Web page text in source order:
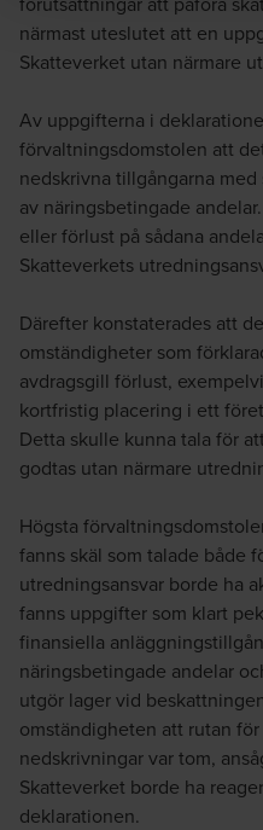
närmast uteslutet att en
Skatteverket utan närmare
Av uppgifterna i
förvaltningsdomstolen att
nedskrivna tillgångarna
av näringsbetingade
eller förlust på sådana
Skatteverkets
Därefter konstaterades att
omständigheter som
avdragsgill förlust,
kortfristig placering i ett
Detta skulle kunna tala för
godtas utan närmare
Högsta
fanns skäl som talade både
utredningsansvar borde ha
fanns uppgifter som klart
finansiella
näringsbetingade andelar
utgör lager vid
omständigheten att rutan
nedskrivningar var tom,
Skatteverket borde ha
deklarationen.